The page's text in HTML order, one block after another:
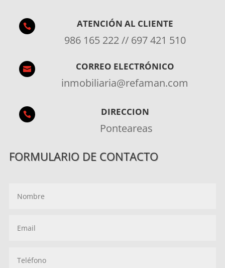
 ATENCIÓN AL CLIENTE
986 165 222 // 697 421 510
 CORREO ELECTRÓNICO
inmobiliaria@refaman.com
 DIRECCION
Ponteareas
FORMULARIO DE CONTACTO